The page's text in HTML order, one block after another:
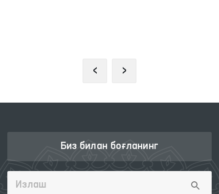
‹ ›
Биз билан боғланинг